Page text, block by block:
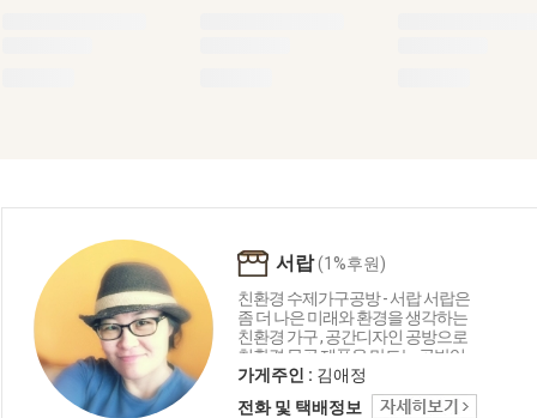
서랍(1%후원)
친환경 수제가구공방 - 서랍 서랍은
좀 더 나은 미래와 환경을 생각하는
친환경 가구 , 공간디자인 공방으로
친환경 목공 제품을 만드는 공방입
니다
가게주인 : 김애정
전화 및 택배정보